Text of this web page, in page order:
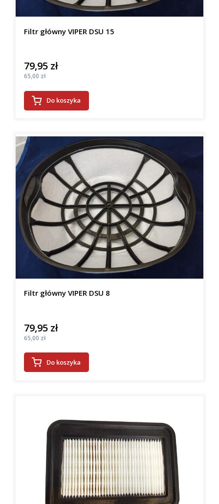
Filtr główny VIPER DSU 15
Cena
79,95 zł
Cena
65,00 zł
Do koszyka
Filtr główny VIPER DSU 8
Cena
79,95 zł
Cena
65,00 zł
Do koszyka